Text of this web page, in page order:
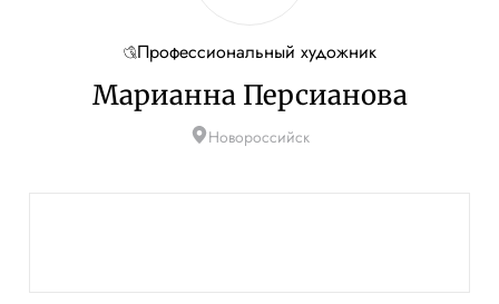
Профессиональный художник
Марианна Персианова
Новороссийск